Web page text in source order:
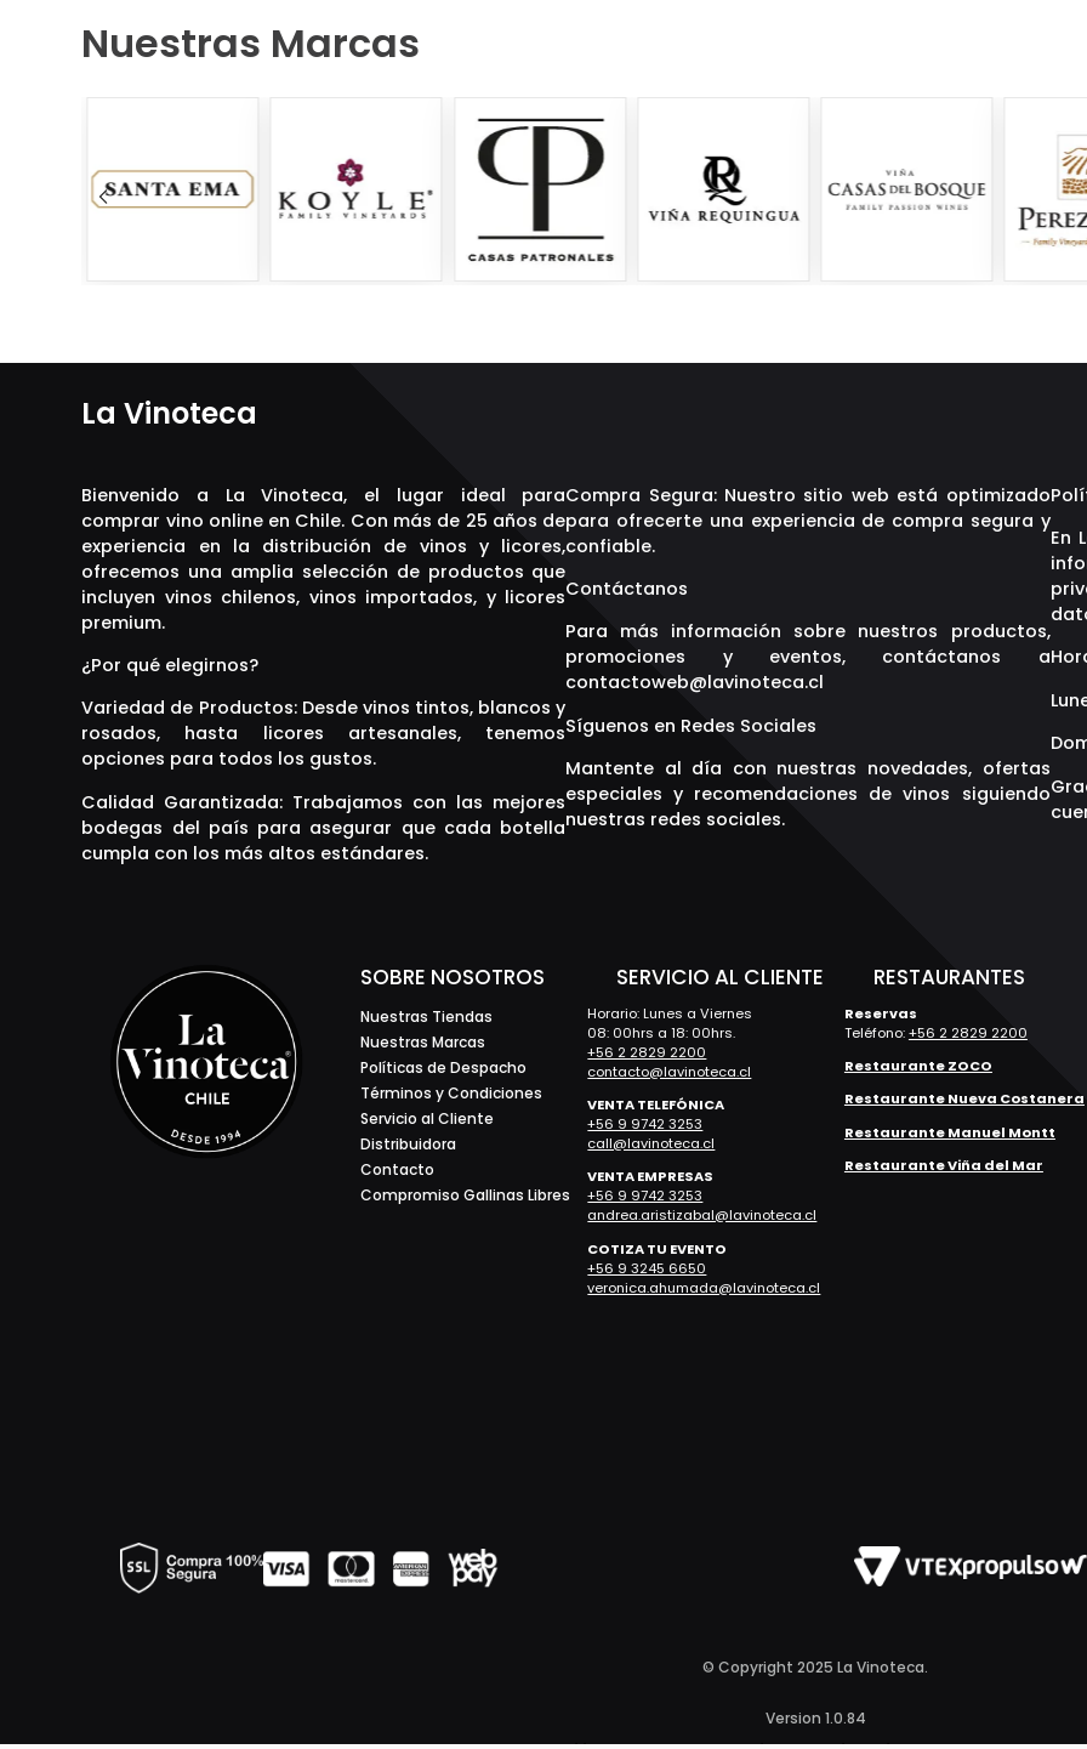
Nuestras Marcas
La Vinoteca
Bienvenido a La Vinoteca, el lugar ideal para
comprar vino online en Chile. Con más de 25 años de
experiencia en la distribución de vinos y licores,
ofrecemos una amplia selección de productos que
incluyen vinos chilenos, vinos importados, y licores
premium.
¿Por qué elegirnos?
Variedad de Productos: Desde vinos tintos, blancos y
rosados, hasta licores artesanales, tenemos
opciones para todos los gustos.
Calidad Garantizada: Trabajamos con las mejores
bodegas del país para asegurar que cada botella
cumpla con los más altos estándares.
Compra Segura: Nuestro sitio web está optimizado
para ofrecerte una experiencia de compra segura y
confiable.
Contáctanos
Para más información sobre nuestros productos,
promociones y eventos, contáctanos a
contactoweb@lavinoteca.cl
Síguenos en Redes Sociales
Mantente al día con nuestras novedades, ofertas
especiales y recomendaciones de vinos siguiendo
nuestras redes sociales.
En
SOBRE NOSOTROS
Nuestras Tiendas
Nuestras Marcas
Políticas de Despacho
Términos y Condiciones
Servicio al Cliente
Distribuidora
Contacto
Compromiso Gallinas Libres
SERVICIO AL CLIENTE
Horario: Lunes a Viernes
08: 00hrs a 18: 00hrs.
+56 2 2829 2200
contacto@lavinoteca.cl
VENTA TELEFÓNICA
+56 9 9742 3253
call@lavinoteca.cl
VENTA EMPRESAS
+56 9 9742 3253
andrea.aristizabal@lavinoteca.cl
COTIZA TU EVENTO
+56 9 3245 6650
veronica.ahumada@lavinoteca.cl
RESTAURANTES
Reservas
Teléfono:+56 2 2829 2200
Restaurante ZOCO
Restaurante Nueva Costanera
Restaurante Manuel Montt
Restaurante Viña del Mar
© Copyright 2025 La Vinoteca.
Version 1.0.84